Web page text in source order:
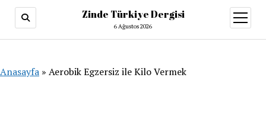
Zinde Türkiye Dergisi
6 Ağustos 2026
aç
Anasayfa » Aerobik Egzersiz ile Kilo Vermek